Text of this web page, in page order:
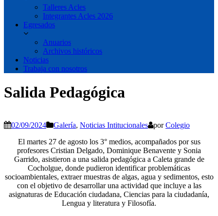
Talleres Acles
Integrantes Acles 2026
Egresados
Anuarios
Archivos históricos
Noticias
Trabaja con nosotros
Salida Pedagógica
02/09/2024 Galería, Noticias Intitucionales porColegio
El martes 27 de agosto los 3° medios, acompañados por sus
profesores Cristian Delgado, Dominique Benavente y Sonia
Garrido, asistieron a una salida pedagógica a Caleta grande de
Cocholgue, donde pudieron identificar problemáticas
socioambientales, extraer muestras de algas, agua y sedimentos, esto
con el objetivo de desarrollar una actividad que incluye a las
asignaturas de Educación ciudadana, Ciencias para la ciudadanía,
Lengua y literatura y Filosofía.